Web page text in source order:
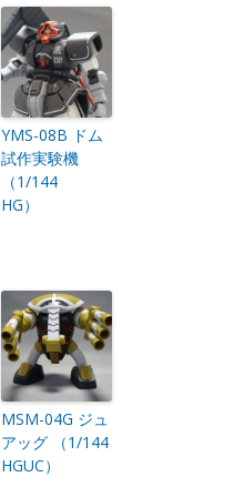
YMS-08B ドム
試作実験機
（1/144
HG）
MSM-04G ジュ
アッグ （1/144
HGUC）